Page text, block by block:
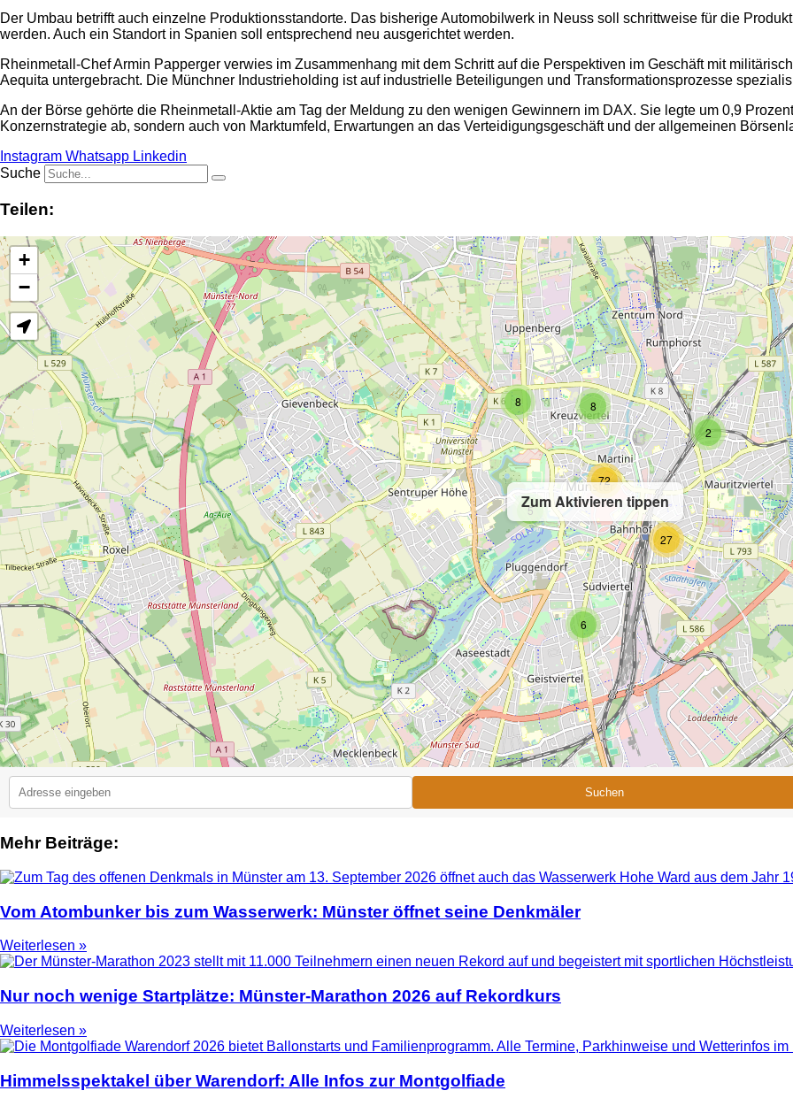
Der Umbau betrifft auch einzelne Produktionsstandorte. Das bisherige Automobilwerk in Neuss soll schrittweise für die
werden. Auch ein Standort in Spanien soll entsprechend neu ausgerichtet werden.
Rheinmetall-Chef Armin Papperger verwies im Zusammenhang mit dem Schritt auf die Perspektiven im Geschäft mit
Aequita untergebracht. Die Münchner Industrieholding ist auf industrielle Beteiligungen und Transformationsprozesse
An der Börse gehörte die Rheinmetall-Aktie am Tag der Meldung zu den wenigen Gewinnern im DAX. Sie legte um 0,9
Konzernstrategie ab, sondern auch von Marktumfeld, Erwartungen an das Verteidigungsgeschäft und der allgemeinen
Instagram Whatsapp Linkedin
Suche
Teilen:
Zum Aktivieren tippen
2
2
8
6
8
27
5
72
+
−
Suchen
Mehr Beiträge:
Vom Atombunker bis zum Wasserwerk: Münster öffnet seine Denkmäler
Weiterlesen »
Nur noch wenige Startplätze: Münster-Marathon 2026 auf Rekordkurs
Weiterlesen »
Himmelsspektakel über Warendorf: Alle Infos zur Montgolfiade